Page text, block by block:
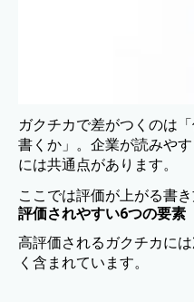
ガクチカで差がつくのは
書くか」。企業が読みや
には共通点があります。
ここでは評価が上がる書
評価されやすい6つの要素
高評価されるガクチカに
く含まれています。